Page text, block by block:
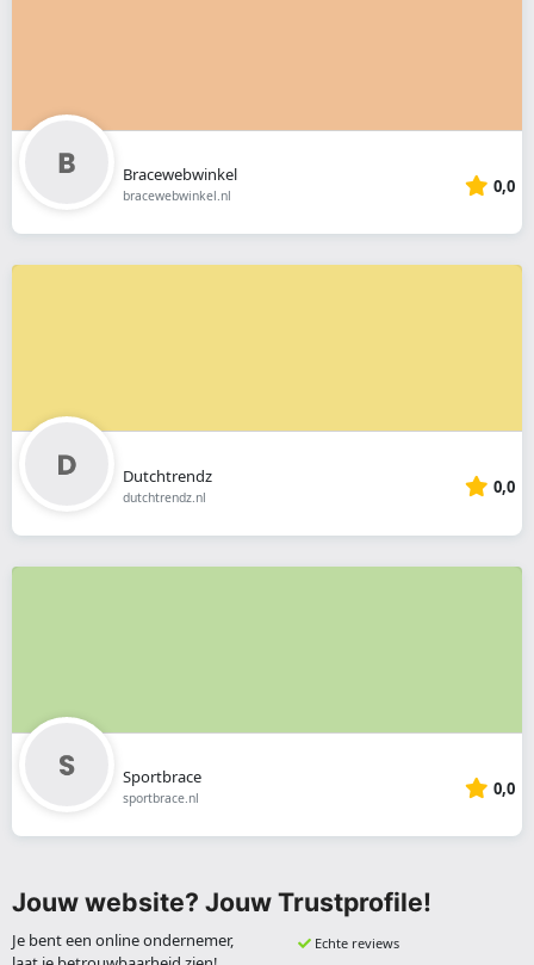
Bracewebwinkel
bracewebwinkel.nl 0,0
Dutchtrendz
dutchtrendz.nl 0,0
Sportbrace
sportbrace.nl 0,0
Jouw website? Jouw Trustprofile!
Je bent een online ondernemer,
Echte reviews